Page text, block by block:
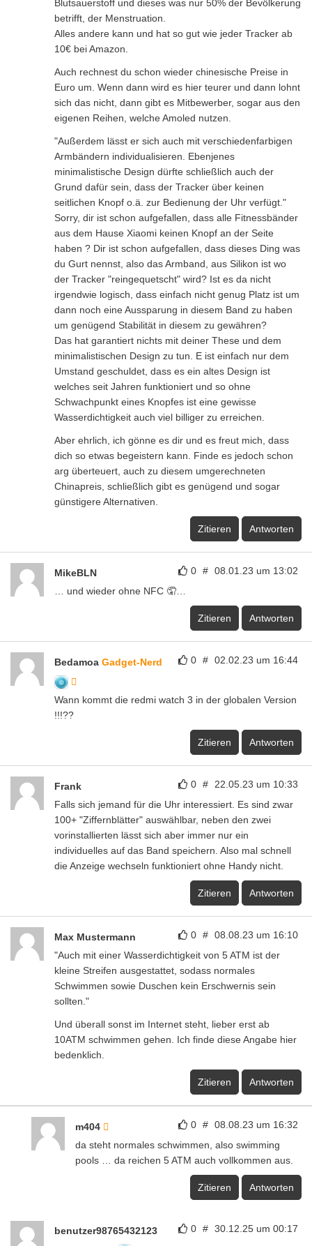
Blutsauerstoff und dieses was nur 50% der Bevölkerung
betrifft, der Menstruation.
Alles andere kann und hat so gut wie jeder Tracker ab
10€ bei Amazon.
Auch rechnest du schon wieder chinesische Preise in
Euro um. Wenn dann wird es hier teurer und dann lohnt
sich das nicht, dann gibt es Mitbewerber, sogar aus den
eigenen Reihen, welche Amoled nutzen.
"Außerdem lässt er sich auch mit verschiedenfarbigen
Armbändern individualisieren. Ebenjenes
minimalistische Design dürfte schließlich auch der
Grund dafür sein, dass der Tracker über keinen
seitlichen Knopf o.ä. zur Bedienung der Uhr verfügt."
Sorry, dir ist schon aufgefallen, dass alle Fitnessbänder
aus dem Hause Xiaomi keinen Knopf an der Seite
haben ? Dir ist schon aufgefallen, dass dieses Ding was
du Gurt nennst, also das Armband, aus Silikon ist wo
der Tracker "reingequetscht" wird? Ist es da nicht
irgendwie logisch, dass einfach nicht genug Platz ist um
dann noch eine Aussparung in diesem Band zu haben
um genügend Stabilität in diesem zu gewähren?
Das hat garantiert nichts mit deiner These und dem
minimalistischen Design zu tun. E ist einfach nur dem
Umstand geschuldet, dass es ein altes Design ist
welches seit Jahren funktioniert und so ohne
Schwachpunkt eines Knopfes ist eine gewisse
Wasserdichtigkeit auch viel billiger zu erreichen.
Aber ehrlich, ich gönne es dir und es freut mich, dass
dich so etwas begeistern kann. Finde es jedoch schon
arg überteuert, auch zu diesem umgerechneten
Chinapreis, schließlich gibt es genügend und sogar
günstigere Alternativen.
Zitieren Antworten
0 # 08.01.23 um 13:02
MikeBLN
… und wieder ohne NFC 🤦…
Zitieren Antworten
0 # 02.02.23 um 16:44
Bedamoa Gadget-Nerd
Wann kommt die redmi watch 3 in der globalen Version
!!!??
Zitieren Antworten
0 # 22.05.23 um 10:33
Frank
Falls sich jemand für die Uhr interessiert. Es sind zwar
100+ "Ziffernblätter" auswählbar, neben den zwei
vorinstallierten lässt sich aber immer nur ein
individuelles auf das Band speichern. Also mal schnell
die Anzeige wechseln funktioniert ohne Handy nicht.
Zitieren Antworten
0 # 08.08.23 um 16:10
Max Mustermann
"Auch mit einer Wasserdichtigkeit von 5 ATM ist der
kleine Streifen ausgestattet, sodass normales
Schwimmen sowie Duschen kein Erschwernis sein
sollten."
Und überall sonst im Internet steht, lieber erst ab
10ATM schwimmen gehen. Ich finde diese Angabe hier
bedenklich.
Zitieren Antworten
0 # 08.08.23 um 16:32
m404
da steht normales schwimmen, also swimming
pools … da reichen 5 ATM auch vollkommen aus.
Zitieren Antworten
0 # 30.12.25 um 00:17
benutzer98765432123